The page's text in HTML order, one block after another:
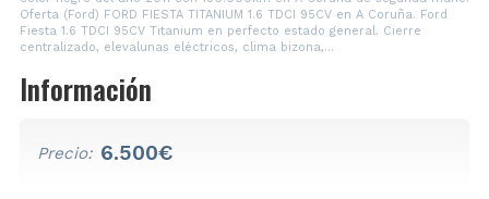
Oferta (Ford) FORD FIESTA TITANIUM 1.6 TDCI 95CV en A Coruña. Ford
Fiesta 1.6 TDCI 95CV Titanium en perfecto estado general. Cierre
centralizado, elevalunas eléctricos, clima bizona,...
Información
Precio: 6.500€